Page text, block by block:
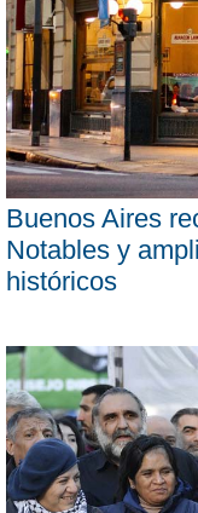
Buenos Aires
Notables y
históricos